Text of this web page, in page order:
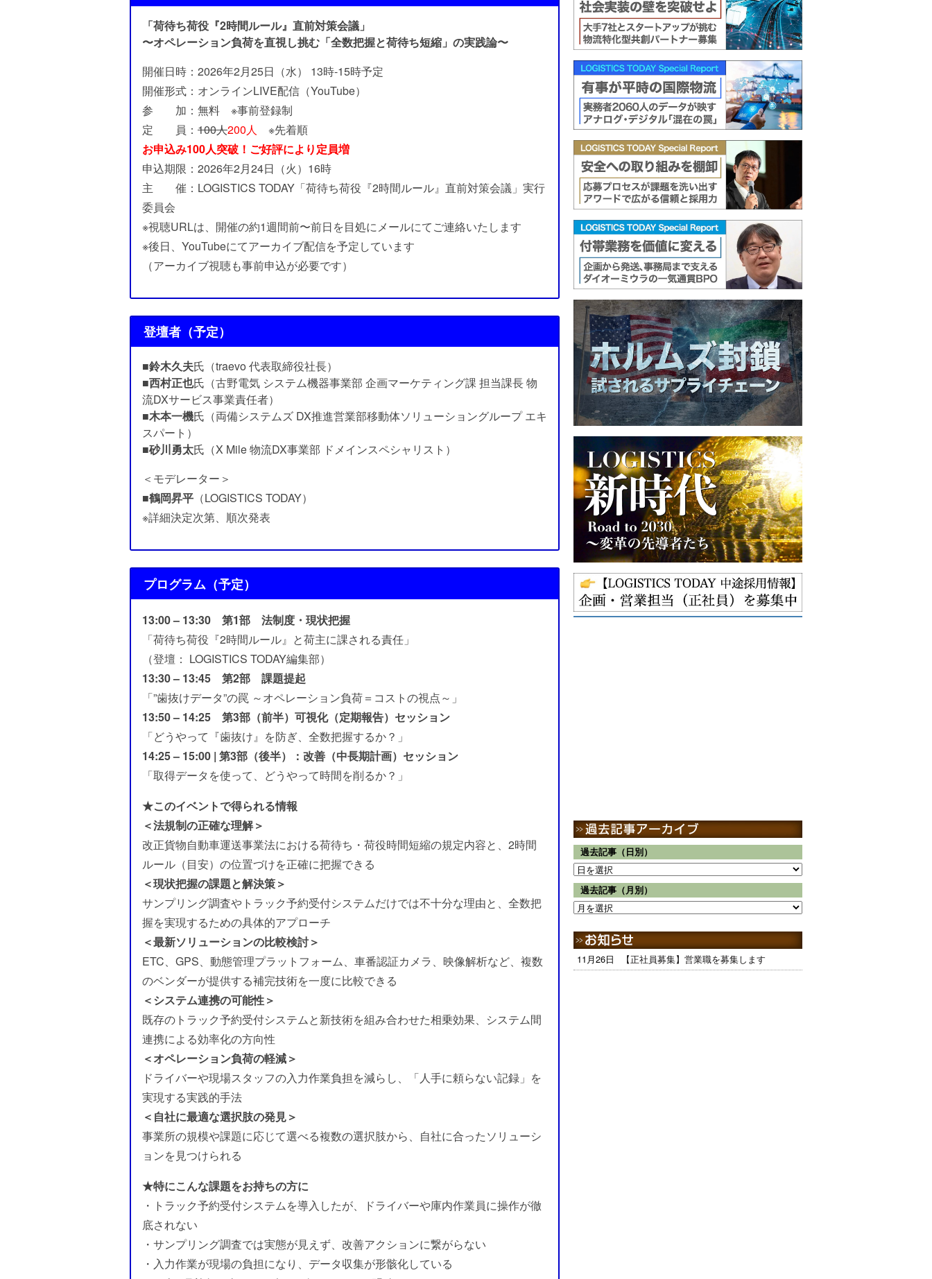
「荷待ち荷役『2時間ルール』直前対策会議」
〜オペレーション負荷を直視し挑む「全数把握と荷待ち短縮」の実践論〜
開催日時：2026年2月25日（水） 13時-15時予定
開催形式：オンラインLIVE配信（YouTube）
参 加：無料 ※事前登録制
定 員： 100人200人
※先着順
お申込み100人突破！ご好評により定員増
申込期限：2026年2月24日（火）16時
主 催：LOGISTICS TODAY「荷待ち荷役『2時間ルール』直前対策会議」実行
委員会
※視聴URLは、開催の約1週間前〜前日を目処にメールにてご連絡いたします
※後日、YouTubeにてアーカイブ配信を予定しています
（アーカイブ視聴も事前申込が必要です）
登壇者（予定）
■鈴木久夫氏（traevo 代表取締役社長）
■西村正也氏（古野電気 システム機器事業部 企画マーケティング課 担当課長 物
流DXサービス事業責任者）
■木本一機氏（両備システムズ DX推進営業部移動体ソリューショングループ エキ
スパート）
■砂川勇太氏（X Mile 物流DX事業部 ドメインスペシャリスト）
＜モデレーター＞
■鶴岡昇平 （LOGISTICS TODAY）
※詳細決定次第、順次発表
プログラム（予定）
13:00 – 13:30 第1部 法制度・現状把握
「荷待ち荷役『2時間ルール』と荷主に課される責任」
（登壇： LOGISTICS TODAY編集部）
13:30 – 13:45 第2部 課題提起
「”歯抜けデータ”の罠 ～オペレーション負荷＝コストの視点～」
13:50 – 14:25 第3部（前半）可視化（定期報告）セッション
「どうやって『歯抜け』を防ぎ、全数把握するか？」
14:25 – 15:00 | 第3部（後半）：改善（中長期計画）セッション
「取得データを使って、どうやって時間を削るか？」
★このイベントで得られる情報
＜法規制の正確な理解＞
改正貨物自動車運送事業法における荷待ち・荷役時間短縮の規定内容と、2時間
ルール（目安）の位置づけを正確に把握できる
＜現状把握の課題と解決策＞
サンプリング調査やトラック予約受付システムだけでは不十分な理由と、全数把
握を実現するための具体的アプローチ
＜最新ソリューションの比較検討＞
ETC、GPS、動態管理プラットフォーム、車番認証カメラ、映像解析など、複数
のベンダーが提供する補完技術を一度に比較できる
＜システム連携の可能性＞
既存のトラック予約受付システムと新技術を組み合わせた相乗効果、システム間
連携による効率化の方向性
＜オペレーション負荷の軽減＞
ドライバーや現場スタッフの入力作業負担を減らし、「人手に頼らない記録」を
実現する実践的手法
＜自社に最適な選択肢の発見＞
事業所の規模や課題に応じて選べる複数の選択肢から、自社に合ったソリューシ
ョンを見つけられる
★特にこんな課題をお持ちの方に
・トラック予約受付システムを導入したが、ドライバーや庫内作業員に操作が徹
底されない
・サンプリング調査では実態が見えず、改善アクションに繋がらない
・入力作業が現場の負担になり、データ収集が形骸化している
過去記事（日別）
過去記事（月別）
11月26日 【正社員募集】営業職を募集します